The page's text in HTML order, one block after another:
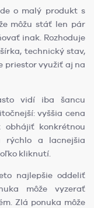
o malý produkt s
môžu stáť len pár
inak. Rozhoduje
technický stav,
priestor využiť aj na
vidí iba šancu
vyššia cena
konkrétnou
rýchlo a lacnejšia
kliknutí.
najlepšie oddeliť
môže vyzerať
Zlá ponuka môže